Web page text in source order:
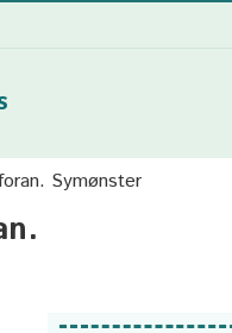
Symønster